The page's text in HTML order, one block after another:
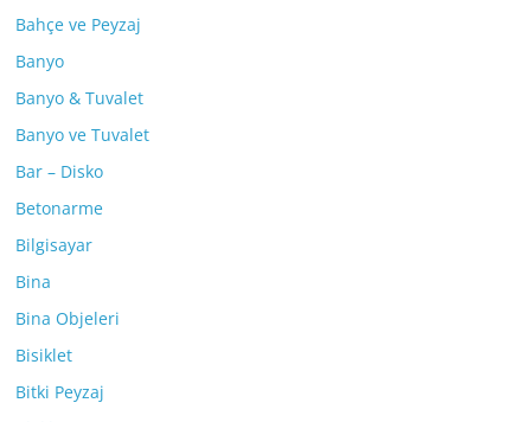
Bahçe ve Peyzaj
Banyo
Banyo & Tuvalet
Banyo ve Tuvalet
Bar – Disko
Betonarme
Bilgisayar
Bina
Bina Objeleri
Bisiklet
Bitki Peyzaj